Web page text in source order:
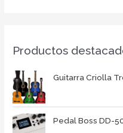
Productos
Guitarra Criolla
Pedal Boss DD-